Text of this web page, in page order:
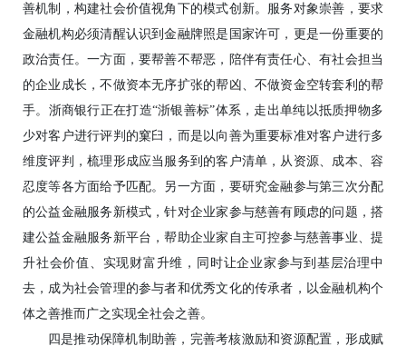
善机制，构建社会价值视角下的模式创新。服务对象崇善，要求
金融机构必须清醒认识到金融牌照是国家许可，更是一份重要的
政治责任。一方面，要帮善不帮恶，陪伴有责任心、有社会担当
的企业成长，不做资本无序扩张的帮凶、不做资金空转套利的帮
手。浙商银行正在打造“浙银善标”体系，走出单纯以抵质押物多
少对客户进行评判的窠臼，而是以向善为重要标准对客户进行多
维度评判，梳理形成应当服务到的客户清单，从资源、成本、容
忍度等各方面给予匹配。另一方面，要研究金融参与第三次分配
的公益金融服务新模式，针对企业家参与慈善有顾虑的问题，搭
建公益金融服务新平台，帮助企业家自主可控参与慈善事业、提
升社会价值、实现财富升维，同时让企业家参与到基层治理中
去，成为社会管理的参与者和优秀文化的传承者，以金融机构个
体之善推而广之实现全社会之善。
四是推动保障机制助善，完善考核激励和资源配置，形成赋